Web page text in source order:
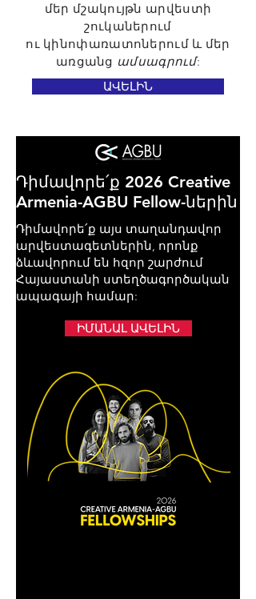
մեր մշակույթն արվեստի
շուկաներում
ու կինոփառատոներում և մեր
առցանց ամսագրում:
ԱՎԵԼԻՆ
Դիմավորե՛ք 2026 Creative
Armenia-AGBU Fellow-ներին
Դիմավորե՛ք այս տաղանդավոր
արվեստագետներին, որոնք
ձևավորում են հզոր շարժում
Հայաստանի ստեղծագործական
ապագայի համար:
ԻՄԱՆԱԼ ԱՎԵԼԻՆ